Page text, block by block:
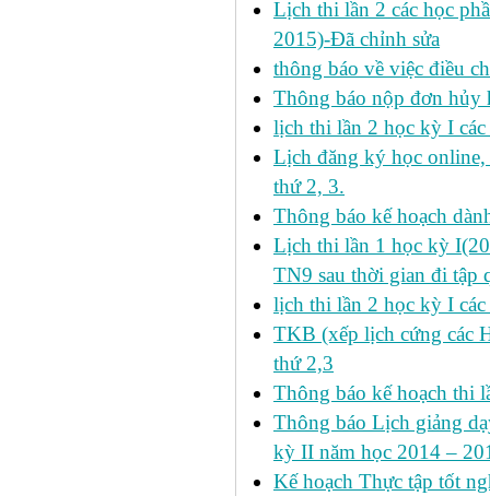
Lịch thi lần 2 các học
2015)-Đã chỉnh sửa
thông báo về việc điều
Thông báo nộp đơn hủy
lịch thi lần 2 học kỳ I
Lịch đăng ký học
thứ 2, 3.
Thông báo kế hoạch
Lịch thi lần 1 học kỳ
TN9 sau thời gian đi tập
lịch thi lần 2 học kỳ I
TKB (xếp lịch cứng các
thứ 2,3
Thông báo kế hoạch thi
Thông báo Lịch giảng
kỳ II năm học 2014 –
Kế hoạch Thực tập tốt